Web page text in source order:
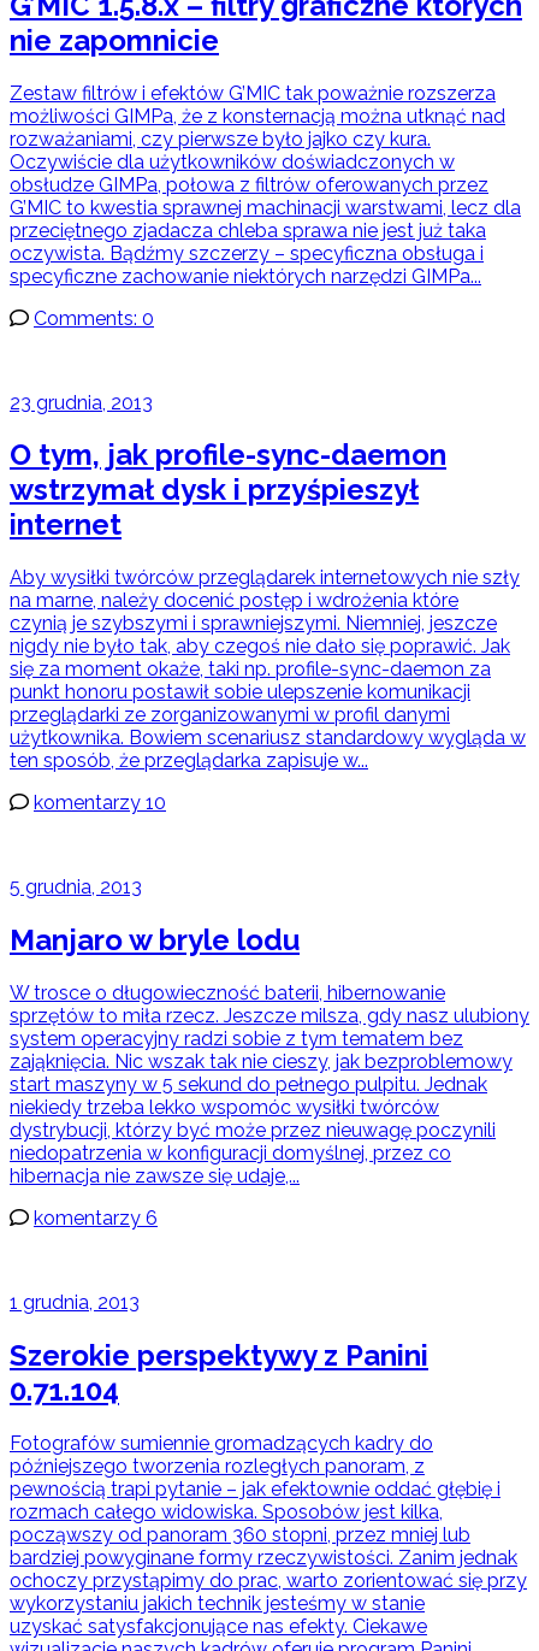
nie zapomnicie
Zestaw filtrów i efektów G’MIC tak poważnie rozszerza
możliwości GIMPa, że z konsternacją można utknąć nad
rozważaniami, czy pierwsze było jajko czy kura.
Oczywiście dla użytkowników doświadczonych w
obsłudze GIMPa, połowa z filtrów oferowanych przez
G’MIC to kwestia sprawnej machinacji warstwami, lecz dla
przeciętnego zjadacza chleba sprawa nie jest już taka
oczywista. Bądźmy szczerzy – specyficzna obsługa i
specyficzne zachowanie niektórych narzędzi GIMPa...
Comments: 0
23 grudnia, 2013
O tym, jak profile-sync-daemon
wstrzymał dysk i przyśpieszył
internet
Aby wysiłki twórców przeglądarek internetowych nie szły
na marne, należy docenić postęp i wdrożenia które
czynią je szybszymi i sprawniejszymi. Niemniej, jeszcze
nigdy nie było tak, aby czegoś nie dało się poprawić. Jak
się za moment okaże, taki np. profile-sync-daemon za
punkt honoru postawił sobie ulepszenie komunikacji
przeglądarki ze zorganizowanymi w profil danymi
użytkownika. Bowiem scenariusz standardowy wygląda w
ten sposób, że przeglądarka zapisuje w...
komentarzy 10
5 grudnia, 2013
Manjaro w bryle lodu
W trosce o długowieczność baterii, hibernowanie
sprzętów to miła rzecz. Jeszcze milsza, gdy nasz ulubiony
system operacyjny radzi sobie z tym tematem bez
zająknięcia. Nic wszak tak nie cieszy, jak bezproblemowy
start maszyny w 5 sekund do pełnego pulpitu. Jednak
niekiedy trzeba lekko wspomóc wysiłki twórców
dystrybucji, którzy być może przez nieuwagę poczynili
niedopatrzenia w konfiguracji domyślnej, przez co
hibernacja nie zawsze się udaje,...
komentarzy 6
1 grudnia, 2013
Szerokie perspektywy z Panini
0.71.104
Fotografów sumiennie gromadzących kadry do
późniejszego tworzenia rozległych panoram, z
pewnością trapi pytanie – jak efektownie oddać głębię i
rozmach całego widowiska. Sposobów jest kilka,
począwszy od panoram 360 stopni, przez mniej lub
bardziej powyginane formy rzeczywistości. Zanim jednak
ochoczy przystąpimy do prac, warto zorientować się przy
wykorzystaniu jakich technik jesteśmy w stanie
uzyskać satysfakcjonujące nas efekty. Ciekawe